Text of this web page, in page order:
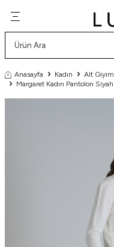
Anasayfa Kadın Alt Giyim
Margaret Kadın Pantolon Siyah